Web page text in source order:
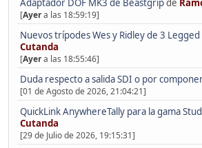
Adaptador DOF MK3 de Beastgripde
[Ayera las 18:59:19]
Nuevos trípodes Wes y Ridley de 3 Legged
Cutanda
[Ayera las 18:55:46]
Duda respecto a salida SDI o por
[01 de Agosto de 2026, 21:04:21]
QuickLink AnywhereTally para la gama
Cutanda
[29 de Julio de 2026, 19:15:31]